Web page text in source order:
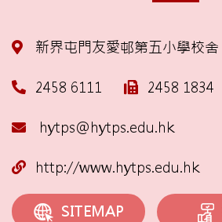
新界屯門友愛邨第五小學校舍
2458 6111 2458 1834
hytps@hytps.edu.hk
http://www.hytps.edu.hk
SITEMAP